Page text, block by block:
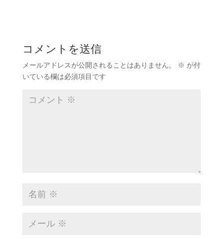
コメントを送信
メールアドレスが公開されることはありません。 ※ が付
いている欄は必須項目です